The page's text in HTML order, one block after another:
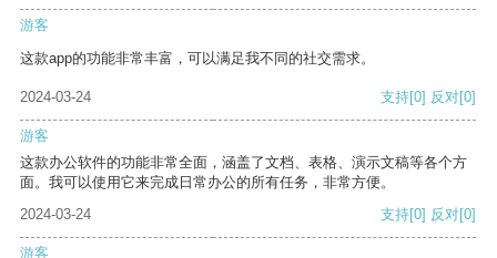
游客
这款app的功能非常丰富，可以满足我不同的社交需求。
2024-03-24 支持[0] 反对[0]
游客
这款办公软件的功能非常全面，涵盖了文档、表格、演示文稿等各个方
面。我可以使用它来完成日常办公的所有任务，非常方便。
2024-03-24
支持[0] 反对[0]
游客